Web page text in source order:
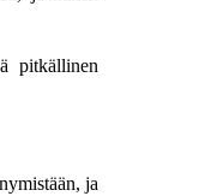
pitkällinen
ja